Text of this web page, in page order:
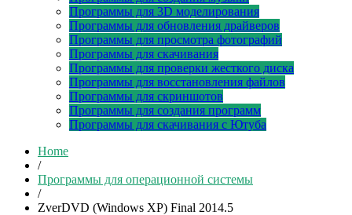
Программы для 3D моделирования
Программы для обновления драйверов
Программы для просмотра фотографий
Программы для скачивания
Программы для проверки жесткого диска
Программы для восстановления файлов
Программы для скриншотов
Программы для создания программ
Программы для скачивания с Ютуба
Home
/
Программы для операционной системы
/
ZverDVD (Windows XP) Final 2014.5